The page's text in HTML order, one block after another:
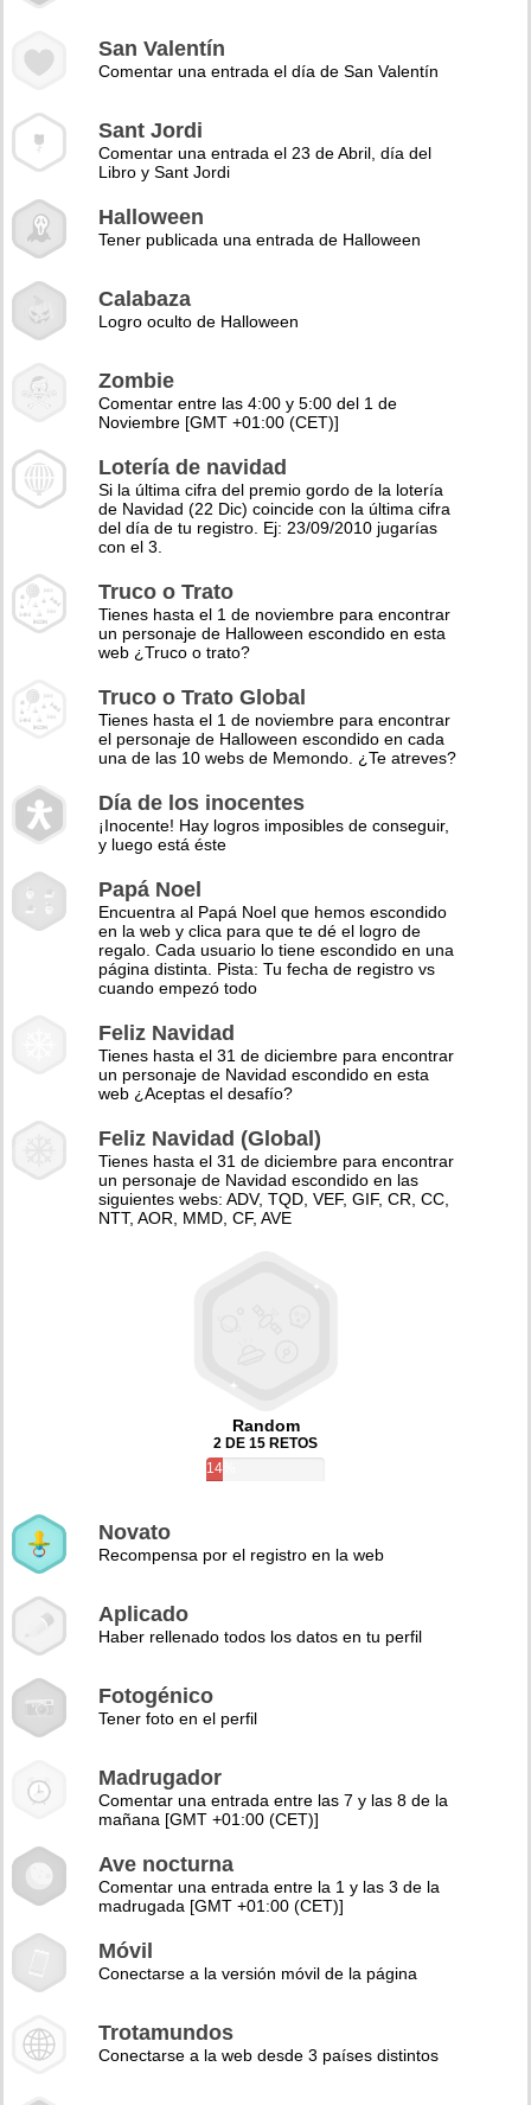
San Valentín
Comentar una entrada el día de San Valentín
Sant Jordi
Comentar una entrada el 23 de Abril, día del
Libro y Sant Jordi
Halloween
Tener publicada una entrada de Halloween
Calabaza
Logro oculto de Halloween
Zombie
Comentar entre las 4:00 y 5:00 del 1 de
Noviembre [GMT +01:00 (CET)]
Lotería de navidad
Si la última cifra del premio gordo de la lotería
de Navidad (22 Dic) coincide con la última cifra
del día de tu registro. Ej: 23/09/2010 jugarías
con el 3.
Truco o Trato
Tienes hasta el 1 de noviembre para encontrar
un personaje de Halloween escondido en esta
web ¿Truco o trato?
Truco o Trato Global
Tienes hasta el 1 de noviembre para encontrar
el personaje de Halloween escondido en cada
una de las 10 webs de Memondo. ¿Te atreves?
Día de los inocentes
¡Inocente! Hay logros imposibles de conseguir,
y luego está éste
Papá Noel
Encuentra al Papá Noel que hemos escondido
en la web y clica para que te dé el logro de
regalo. Cada usuario lo tiene escondido en una
página distinta. Pista: Tu fecha de registro vs
cuando empezó todo
Feliz Navidad
Tienes hasta el 31 de diciembre para encontrar
un personaje de Navidad escondido en esta
web ¿Aceptas el desafío?
Feliz Navidad (Global)
Tienes hasta el 31 de diciembre para encontrar
un personaje de Navidad escondido en las
siguientes webs: ADV, TQD, VEF, GIF, CR, CC,
NTT, AOR, MMD, CF, AVE
Random
2 DE 15 RETOS
14%
Novato
Recompensa por el registro en la web
Aplicado
Haber rellenado todos los datos en tu perfil
Fotogénico
Tener foto en el perfil
Madrugador
Comentar una entrada entre las 7 y las 8 de la
mañana [GMT +01:00 (CET)]
Ave nocturna
Comentar una entrada entre la 1 y las 3 de la
madrugada [GMT +01:00 (CET)]
Móvil
Conectarse a la versión móvil de la página
Trotamundos
Conectarse a la web desde 3 países distintos